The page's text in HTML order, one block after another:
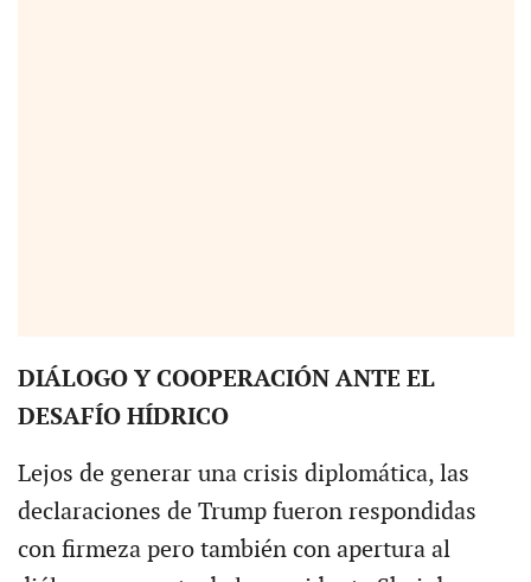
DIÁLOGO Y COOPERACIÓN ANTE EL
DESAFÍO HÍDRICO
Lejos de generar una crisis diplomática, las
declaraciones de Trump fueron respondidas
con firmeza pero también con apertura al